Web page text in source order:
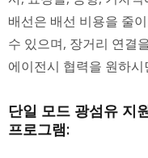
배선은 배선 비용을 줄
수 있으며, 장거리 연결
에이전시 협력을 원하
단일 모드 광섬유 지
프로그램: